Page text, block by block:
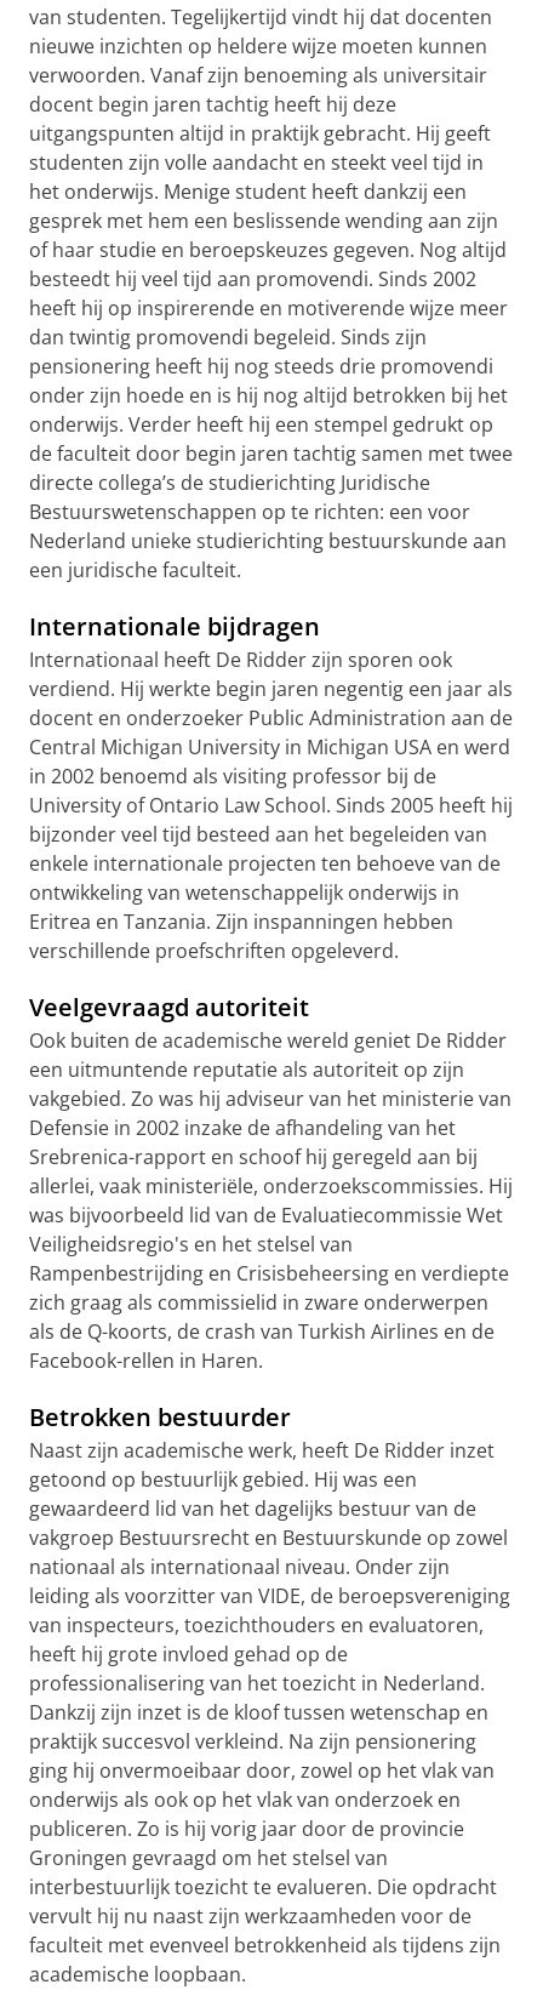
van studenten. Tegelijkertijd vindt hij dat docenten
nieuwe inzichten op heldere wijze moeten kunnen
verwoorden. Vanaf zijn benoeming als universitair
docent begin jaren tachtig heeft hij deze
uitgangspunten altijd in praktijk gebracht. Hij geeft
studenten zijn volle aandacht en steekt veel tijd in
het onderwijs. Menige student heeft dankzij een
gesprek met hem een beslissende wending aan zijn
of haar studie en beroepskeuzes gegeven. Nog altijd
besteedt hij veel tijd aan promovendi. Sinds 2002
heeft hij op inspirerende en motiverende wijze meer
dan twintig promovendi begeleid. Sinds zijn
pensionering heeft hij nog steeds drie promovendi
onder zijn hoede en is hij nog altijd betrokken bij het
onderwijs. Verder heeft hij een stempel gedrukt op
de faculteit door begin jaren tachtig samen met twee
directe collega’s de studierichting Juridische
Bestuurswetenschappen op te richten: een voor
Nederland unieke studierichting bestuurskunde aan
een juridische faculteit.
Internationale bijdragen
Internationaal heeft De Ridder zijn sporen ook
verdiend. Hij werkte begin jaren negentig een jaar als
docent en onderzoeker Public Administration aan de
Central Michigan University in Michigan USA en werd
in 2002 benoemd als visiting professor bij de
University of Ontario Law School. Sinds 2005 heeft hij
bijzonder veel tijd besteed aan het begeleiden van
enkele internationale projecten ten behoeve van de
ontwikkeling van wetenschappelijk onderwijs in
Eritrea en Tanzania. Zijn inspanningen hebben
verschillende proefschriften opgeleverd.
Veelgevraagd autoriteit
Ook buiten de academische wereld geniet De Ridder
een uitmuntende reputatie als autoriteit op zijn
vakgebied. Zo was hij adviseur van het ministerie van
Defensie in 2002 inzake de afhandeling van het
Srebrenica-rapport en schoof hij geregeld aan bij
allerlei, vaak ministeriële, onderzoekscommissies. Hij
was bijvoorbeeld lid van de Evaluatiecommissie Wet
Veiligheidsregio's en het stelsel van
Rampenbestrijding en Crisisbeheersing en verdiepte
zich graag als commissielid in zware onderwerpen
als de Q-koorts, de crash van Turkish Airlines en de
Facebook-rellen in Haren.
Betrokken bestuurder
Naast zijn academische werk, heeft De Ridder inzet
getoond op bestuurlijk gebied. Hij was een
gewaardeerd lid van het dagelijks bestuur van de
vakgroep Bestuursrecht en Bestuurskunde op zowel
nationaal als internationaal niveau. Onder zijn
leiding als voorzitter van VIDE, de beroepsvereniging
van inspecteurs, toezichthouders en evaluatoren,
heeft hij grote invloed gehad op de
professionalisering van het toezicht in Nederland.
Dankzij zijn inzet is de kloof tussen wetenschap en
praktijk succesvol verkleind. Na zijn pensionering
ging hij onvermoeibaar door, zowel op het vlak van
onderwijs als ook op het vlak van onderzoek en
publiceren. Zo is hij vorig jaar door de provincie
Groningen gevraagd om het stelsel van
interbestuurlijk toezicht te evalueren. Die opdracht
vervult hij nu naast zijn werkzaamheden voor de
faculteit met evenveel betrokkenheid als tijdens zijn
academische loopbaan.